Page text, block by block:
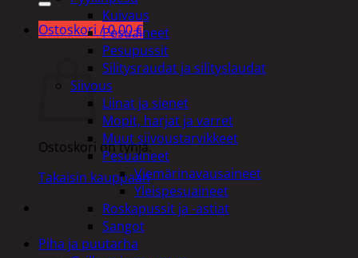
Ostoskori /0,00€
Ostoskori on tyhjä.
Takaisin kauppaan
Kuivaus
Pesuaineet
Pesupussit
Silitysraudat ja silityslaudat
Siivous
Liinat ja sienet
Mopit, harjat ja varret
Muut siivoustarvikkeet
Pesuaineet
Viemärinavausaineet
Yleispesuaineet
Roskapussit ja -astiat
Sangot
Piha ja puutarha